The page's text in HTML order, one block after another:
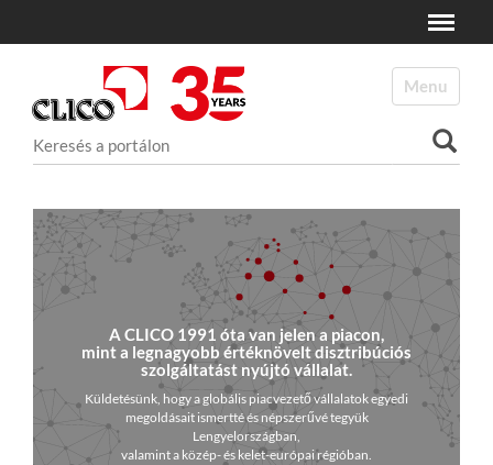
Toggle
A CLICO 1991 óta van jelen a piacon,
mint a legnagyobb értéknövelt disztribúciós
szolgáltatást nyújtó vállalat.
Küldetésünk, hogy a globális piacvezető vállalatok egyedi
megoldásait ismertté és népszerűvé tegyük
Lengyelországban,
valamint a közép- és kelet-európai régióban.